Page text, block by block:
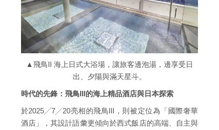
▲飛鳥II 海上日式大浴場，讓旅客邊泡湯，邊享受日
出、夕陽與滿天星斗。
時代的先鋒：飛鳥III的海上精品酒店與日本探索
於2025╱7╱20亮相的飛鳥III，則被定位為「國際奢華
酒店」，其設計語彙更傾向於西式飯店的高端、自主與